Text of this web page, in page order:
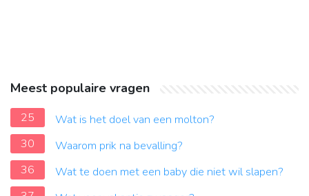
Meest populaire vragen
25
Wat is het doel van een molton?
30
Waarom prik na bevalling?
36
Wat te doen met een baby die niet wil slapen?